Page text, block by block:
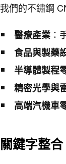
我們的不鏽鋼
醫療產業：
食品與製藥
半導體製程
精密光學與
高端汽機車
關鍵字整合